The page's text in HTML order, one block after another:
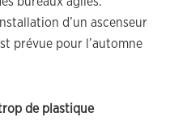
d’un ascenseur
prévue pour l’automne
de plastique